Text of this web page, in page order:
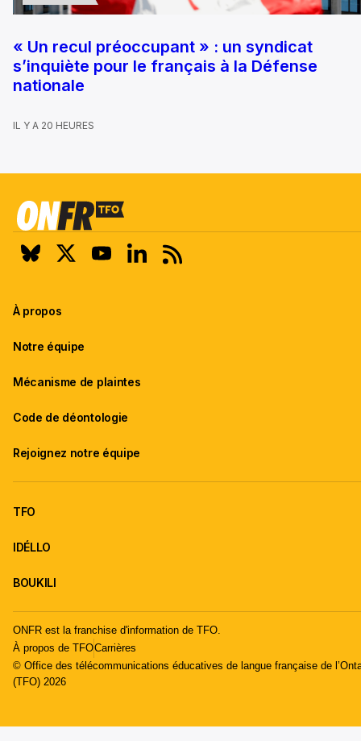
« Un recul préoccupant » : un syndicat
s’inquiète pour le français à la Défense
nationale
IL Y A 20 HEURES
À propos
Notre équipe
Mécanisme de plaintes
Code de déontologie
Rejoignez notre équipe
TFO
IDÉLLO
BOUKILI
ONFR est la franchise d'information de TFO.
À propos de TFOCarrières
© Office des télécommunications éducatives de langue française de
(TFO) 2026